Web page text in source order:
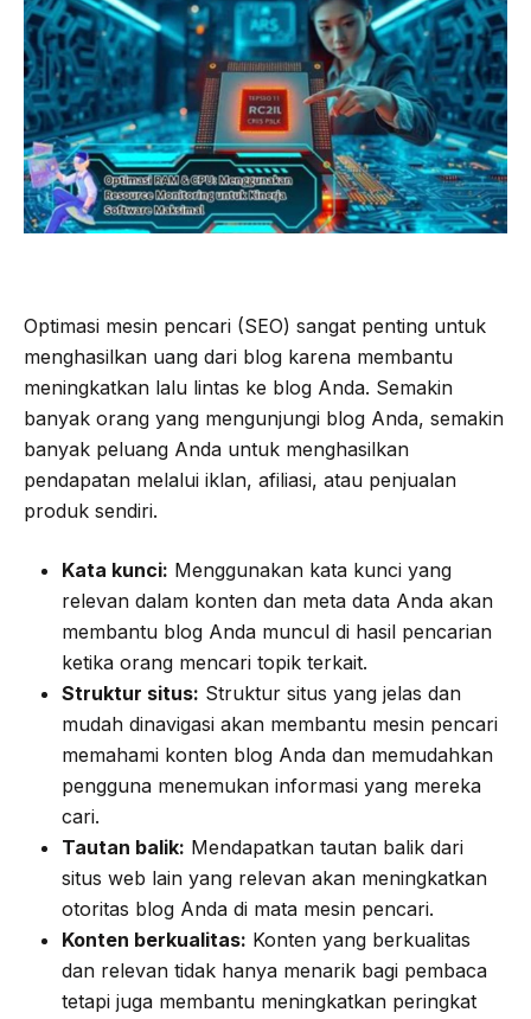
Optimasi mesin pencari (SEO) sangat penting untuk
menghasilkan uang dari blog karena membantu
meningkatkan lalu lintas ke blog Anda. Semakin
banyak orang yang mengunjungi blog Anda, semakin
banyak peluang Anda untuk menghasilkan
pendapatan melalui iklan, afiliasi, atau penjualan
produk sendiri.
Kata kunci: Menggunakan kata kunci yang
relevan dalam konten dan meta data Anda akan
membantu blog Anda muncul di hasil pencarian
ketika orang mencari topik terkait.
Struktur situs: Struktur situs yang jelas dan
mudah dinavigasi akan membantu mesin pencari
memahami konten blog Anda dan memudahkan
pengguna menemukan informasi yang mereka
cari.
Tautan balik: Mendapatkan tautan balik dari
situs web lain yang relevan akan meningkatkan
otoritas blog Anda di mata mesin pencari.
Konten berkualitas: Konten yang berkualitas
dan relevan tidak hanya menarik bagi pembaca
tetapi juga membantu meningkatkan peringkat